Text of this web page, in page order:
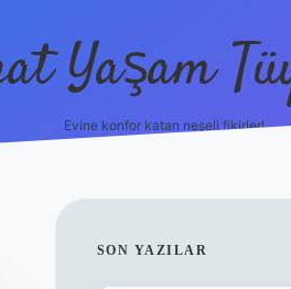
Yaşam
Evine konfor katan neşeli fikirler!
SIDEBAR
SON YAZILAR